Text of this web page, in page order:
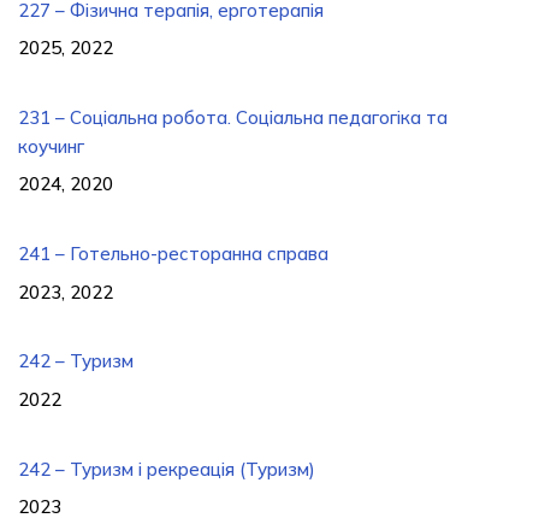
227 – Фізична терапія, ерготерапія
2025, 2022
231 – Соціальна робота. Соціальна педагогіка та
коучинг
2024, 2020
241 – Готельно-ресторанна справа
2023, 2022
242 – Туризм
2022
242 – Туризм і рекреація (Туризм)
2023